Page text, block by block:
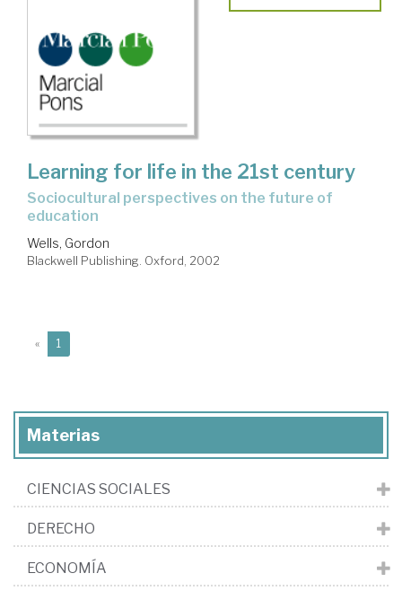
Learning for life in the 21st century
sociocultural perspectives on the future of
education
Wells, Gordon
Blackwell Publishing. Oxford, 2002
« 1
Materias
CIENCIAS SOCIALES
DERECHO
ECONOMÍA